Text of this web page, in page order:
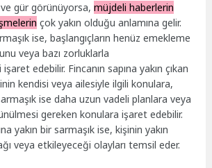
gür görünüyorsa,müjdeli haberlerin
çok yakın olduğu anlamına gelir.
ise, başlangıçların henüz emekleme
veya bazı zorluklarla
edebilir. Fincanın sapına yakın çıkan
kendisi veya ailesiyle ilgili konulara,
ise daha uzun vadeli planlara veya
gereken konulara işaret edebilir.
yakın bir sarmaşık ise, kişinin yakın
veya etkileyeceği olayları temsil eder.